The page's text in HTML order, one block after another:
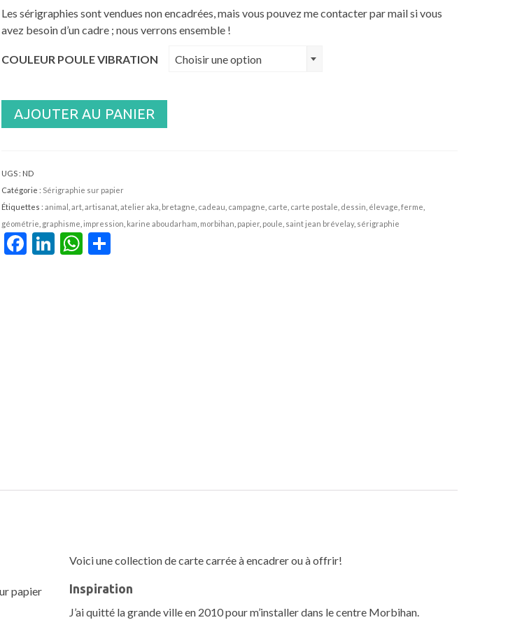
Les sérigraphies sont vendues non encadrées, mais vous pouvez me contacter par mail si vous
avez besoin d’un cadre ; nous verrons ensemble !
COULEUR POULE VIBRATION Choisir une option
AJOUTER AU PANIER
UGS : ND
Catégorie : Sérigraphie sur papier
Étiquettes : animal art, artisanat, atelier aka bretagne cadeau campagne carte carte postale dessin élevage ferme
géométrie graphisme impression karine aboudarham morbihan papier, poule saint jean brévelay, sérigraphie
Facebook
LinkedIn
WhatsApp
Partager
papier
Voici une collection de carte carrée à encadrer ou à offrir!
Inspiration
J’ai quitté la grande ville en 2010 pour m’installer dans le centre Morbihan.